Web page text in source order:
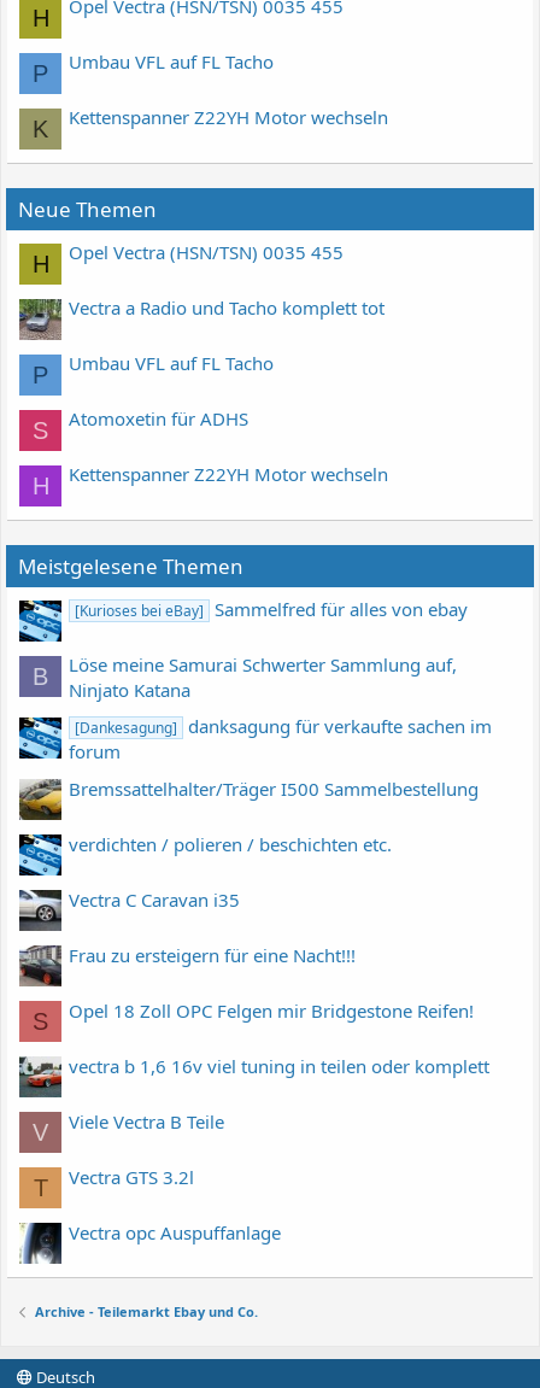
H Opel Vectra (HSN/TSN) 0035 455
P Umbau VFL auf FL Tacho
K Kettenspanner Z22YH Motor wechseln
Neue Themen
H Opel Vectra (HSN/TSN) 0035 455
Vectra a Radio und Tacho komplett tot
P Umbau VFL auf FL Tacho
S Atomoxetin für ADHS
H Kettenspanner Z22YH Motor wechseln
Meistgelesene Themen
[Kurioses bei eBay] Sammelfred für alles von ebay
B
Löse meine Samurai Schwerter Sammlung auf,
Ninjato Katana
[Dankesagung]
danksagung für verkaufte sachen im
forum
Bremssattelhalter/Träger I500 Sammelbestellung
verdichten / polieren / beschichten etc.
Vectra C Caravan i35
Frau zu ersteigern für eine Nacht!!!
S Opel 18 Zoll OPC Felgen mir Bridgestone Reifen!
vectra b 1,6 16v viel tuning in teilen oder komplett
V Viele Vectra B Teile
T Vectra GTS 3.2l
Vectra opc Auspuffanlage
Archive - Teilemarkt Ebay und Co.
Deutsch